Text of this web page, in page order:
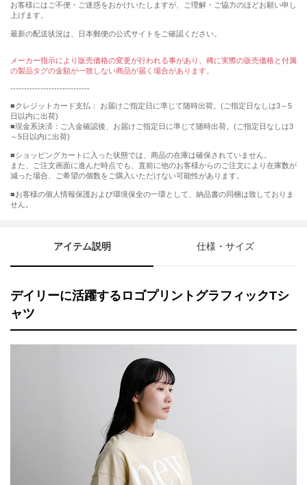
お客様にはご不便・ご迷惑をおかけいたしますが、ご理解・ご協力のほどお願い申し
上げます。
最新の配送状況は、日本郵便の公式サイトをご確認ください。
メーカー指示により販売価格の変更が行われる事があり、稀に実際の販売価格と付属
の製品タグの金額が一致しない商品が届く場合があります。
-----------------------------
■クレジットカード支払： お届けご指定日に準じて随時出荷。(ご指定日なしは3～5
日以内に出荷)
■現金系決済：ご入金確認後、お届けご指定日に準じて随時出荷。(ご指定日なしは3
～5日以内に出荷)
■ショッピングカートに入った状態では、商品の在庫は確保されていません。
また、ご注文画面に進んだ時点でも、直前に他のお客様からのご注文により在庫数が
減った場合、ご希望の個数をご購入いただけない可能性があります。
■お客様の個人情報保護および環境保全の一環として、納品書の同梱は致しておりま
せん。
アイテム説明 仕様・サイズ
デイリーに活躍するロゴプリントグラフィックTシ
ャツ